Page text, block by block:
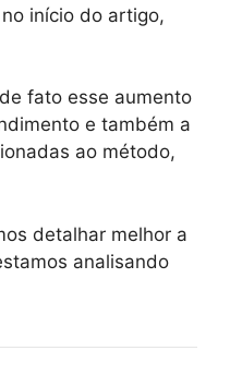
início do artigo,
fato esse aumento
e também a
ao método,
detalhar melhor a
analisando